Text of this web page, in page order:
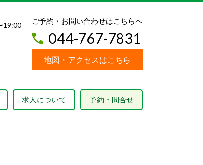
19:00
ご予約・お問い合わせはこちらへ
044-767-7831
地図・アクセスはこちら
求人について 予約・問合せ